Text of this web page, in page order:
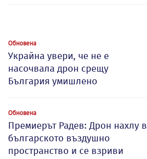
Обновена
Украйна увери, че не е
насочвала дрон срещу
България умишлено
Обновена
Премиерът Радев: Дрон нахлу в
българското въздушно
пространство и се взриви